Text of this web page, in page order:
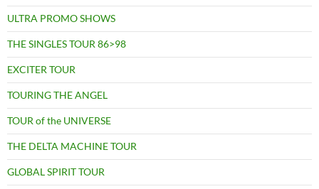
ULTRA PROMO SHOWS
THE SINGLES TOUR 86>98
EXCITER TOUR
TOURING THE ANGEL
TOUR of the UNIVERSE
THE DELTA MACHINE TOUR
GLOBAL SPIRIT TOUR